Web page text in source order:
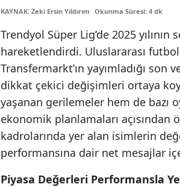
KAYNAK: Zeki Ersin Yıldırım Okunma Süresi: 4 dk
Trendyol Süper Lig’de 2025
hareketlendirdi. Uluslararası
Transfermarkt’ın yayımladığı
dikkat çekici değişimleri ortaya
yaşanan gerilemeler hem de bazı
ekonomik planlamaları
kadrolarında yer alan isimlerin
performansına dair net mesajlar
Piyasa Değerleri Performansla